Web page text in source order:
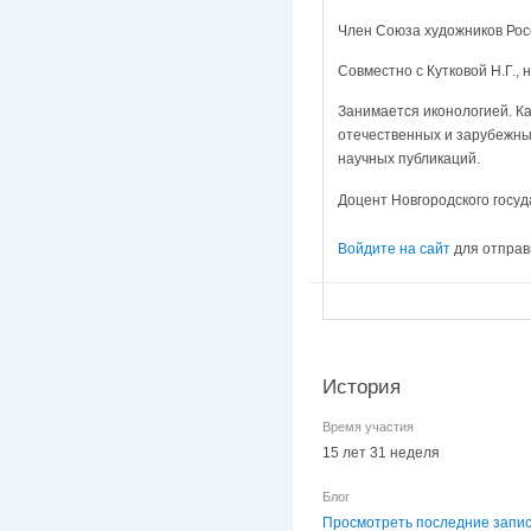
Член Союза художников
Совместно с Кутковой Н.Г.,
Занимается иконологией.
отечественных и
научных публикаций.
Доцент Новгородского
Войдите на сайт для
История
Время участия
15 лет 31 неделя
Блог
Просмотреть последние